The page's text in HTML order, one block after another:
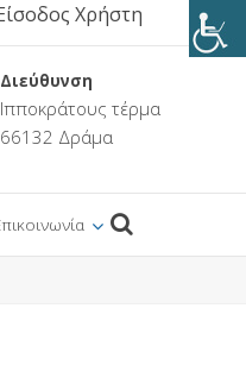
Χρήστη
Διεύθυνση
Ιπποκράτους τέρμα
66132 Δράμα